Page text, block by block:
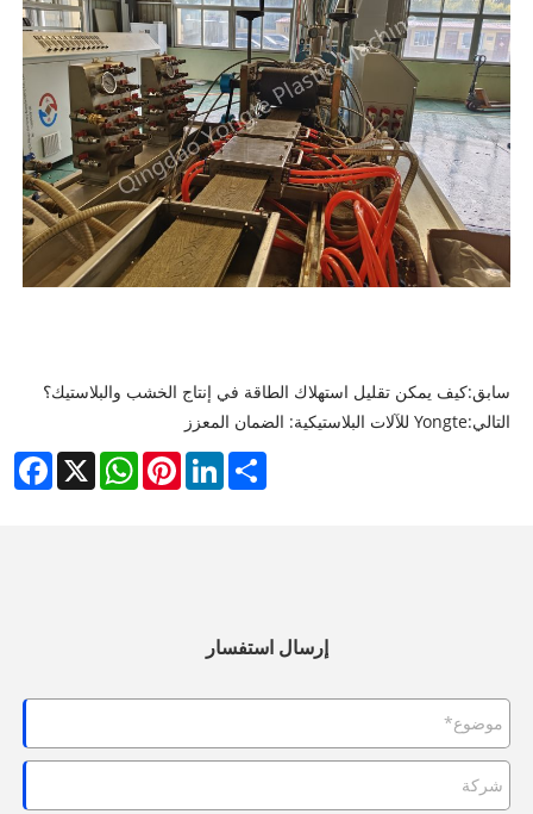
سابق:كيف يمكن تقليل استهلاك الطاقة في إنتاج الخشب والبلاستيك؟
التالي:Yongte للآلات البلاستيكية: الضمان المعزز
X
WhatsAppPinterestLinkedInShare
إرسال استفسار